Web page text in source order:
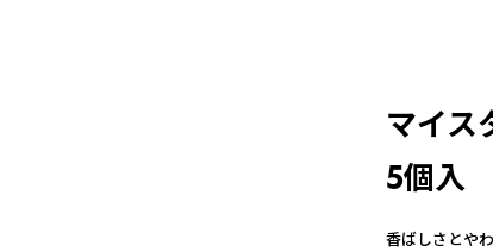
マイス
5個入
香ばしさとや